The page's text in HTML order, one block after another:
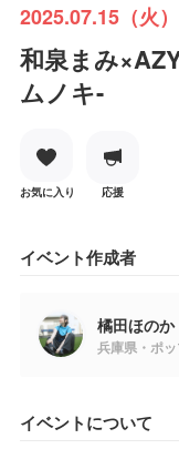
2025.07.15（火）
和泉まみ
ムノキ-
お気に入り 応援
イベント作成者
橘田ほのか
兵庫県・ポッ
イベントについて